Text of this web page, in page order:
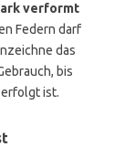
verformt
Federn darf
das
bis
ist.